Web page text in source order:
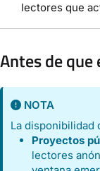
lectores que
Antes de que
NOTA
La disponibilidad
Proyectos
lectores